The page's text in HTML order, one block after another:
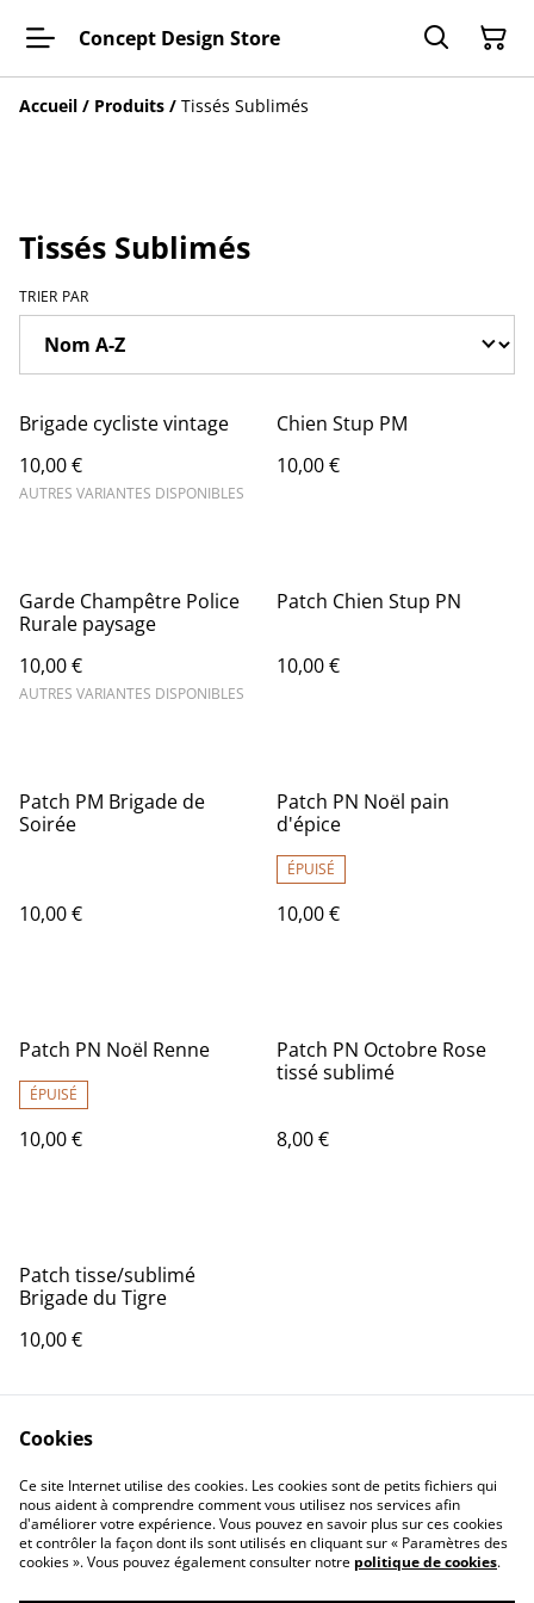
Concept Design Store
Accueil / Produits / Tissés Sublimés
Tissés Sublimés
TRIER PAR
Brigade cycliste vintage
10,00 €
AUTRES VARIANTES DISPONIBLES
Chien Stup PM
10,00 €
Garde Champêtre Police
Rurale paysage
10,00 €
AUTRES VARIANTES DISPONIBLES
Patch Chien Stup PN
10,00 €
Patch PM Brigade de
Soirée
10,00 €
Patch PN Noël pain
d'épice
ÉPUISÉ
10,00 €
Patch PN Noël Renne
ÉPUISÉ
10,00 €
Patch PN Octobre Rose
tissé sublimé
8,00 €
Patch tisse/sublimé
Brigade du Tigre
10,00 €
Contact Us
Legal Terms
Privacy Policy
Cookie Policy
Cookies
Ce site Internet utilise des cookies. Les cookies sont de petits fichiers qui
nous aident à comprendre comment vous utilisez nos services afin
d'améliorer votre expérience. Vous pouvez en savoir plus sur ces cookies
et contrôler la façon dont ils sont utilisés en cliquant sur « Paramètres des
cookies ». Vous pouvez également consulter notre politique de cookies.